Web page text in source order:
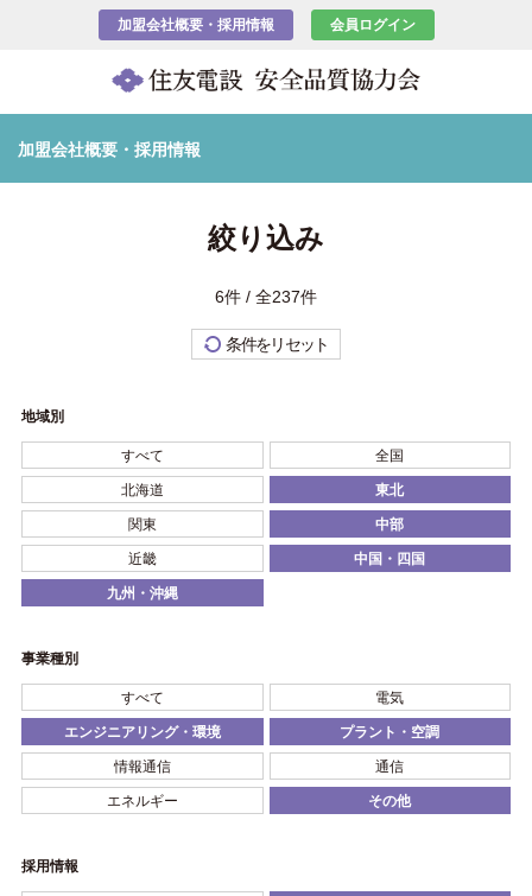
加盟会社概要・採用情報 会員ログイン
加盟会社概要・採用情報
絞り込み
6件 / 全237件
条件をリセット
地域別
すべて 全国
北海道 東北
関東 中部
近畿 中国・四国
九州・沖縄
事業種別
すべて 電気
エンジニアリング・環境 プラント・空調
情報通信 通信
エネルギー その他
採用情報